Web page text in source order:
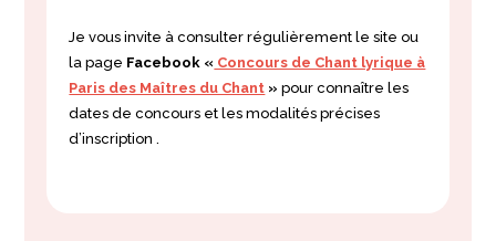
Je vous invite à consulter régulièrement le site ou
la page Facebook « Concours de Chant lyrique à
Paris des Maîtres du Chant » pour connaître les
dates de concours et les modalités précises
d’inscription .